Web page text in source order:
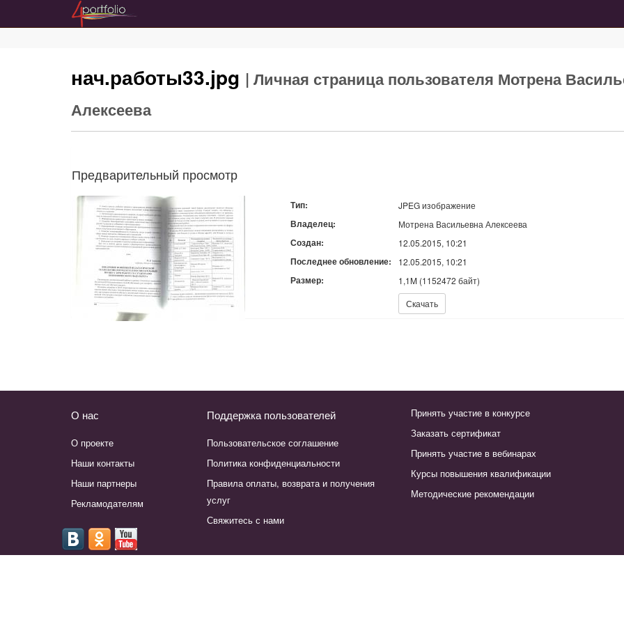
нач.работы33.jpg | Личная страница пользователя Мотрена
Алексеева
Предварительный просмотр
Тип: JPEG изображение
Владелец: Мотрена Васильевна Алексеева
Создан: 12.05.2015, 10:21
Последнее обновление: 12.05.2015, 10:21
Размер: 1,1M (1152472 байт)
Скачать
О нас
О проекте
Наши контакты
Наши партнеры
Рекламодателям
Поддержка пользователей
Пользовательское соглашение
Политика конфиденциальности
Правила оплаты, возврата и получения
услуг
Свяжитесь с нами
Принять участие в конкурсе
Заказать сертификат
Принять участие в вебинарах
Курсы повышения квалификации
Методические рекомендации